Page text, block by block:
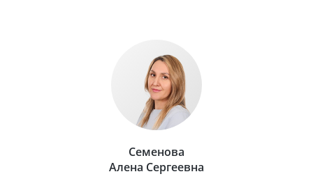
Семенова
Алена Сергеевна